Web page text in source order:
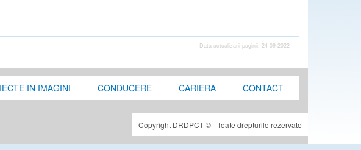
DRDP Constanta - Lucrări de reparații tasări locale efectuate de către Secția Producție pe drumul național DN 2C, la km 59 - 18.06.2020
DRDP Constanta - Aplicare marcaje rutiere pe drumul național DN 22D, km 47, partea dreaptă, între localitățile Horia - Atmagea (TL) - lucrări executate pe raza de administrare a S.D.N. Tulcea - 18.06.2020
DRDP Constanta - Lucrari in perioada de garanție pe Podul Agigea, situat pe DN 39, km 8+988 - 11.06.2020
DRDP Constanta - Secția Autostrăzi continuă și azi lucrările de demontare/montare parapet metalic pe Autostrada A4, km 20, sensul Ovidiu - Agigea - 10.06.2020
Data actualizarii paginii: 24-09-2022
IN IMAGINI CONDUCERE CARIERA CONTACT
Copyright DRDPCT © - Toate drepturile rezervate